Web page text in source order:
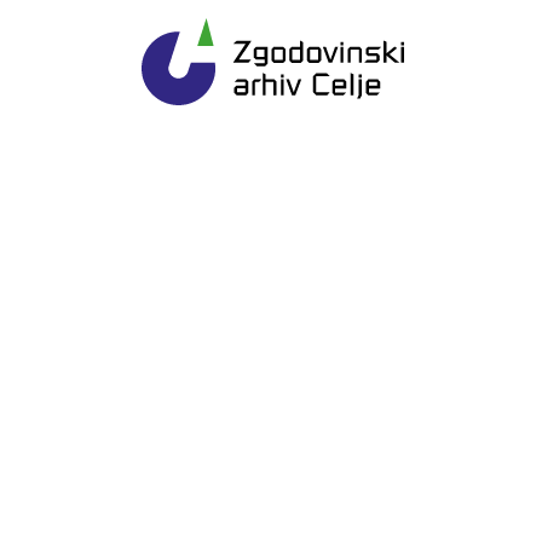
Zgodovinski arhiv